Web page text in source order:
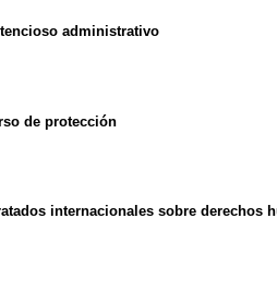
administrativo
de protección
internacionales sobre derechos